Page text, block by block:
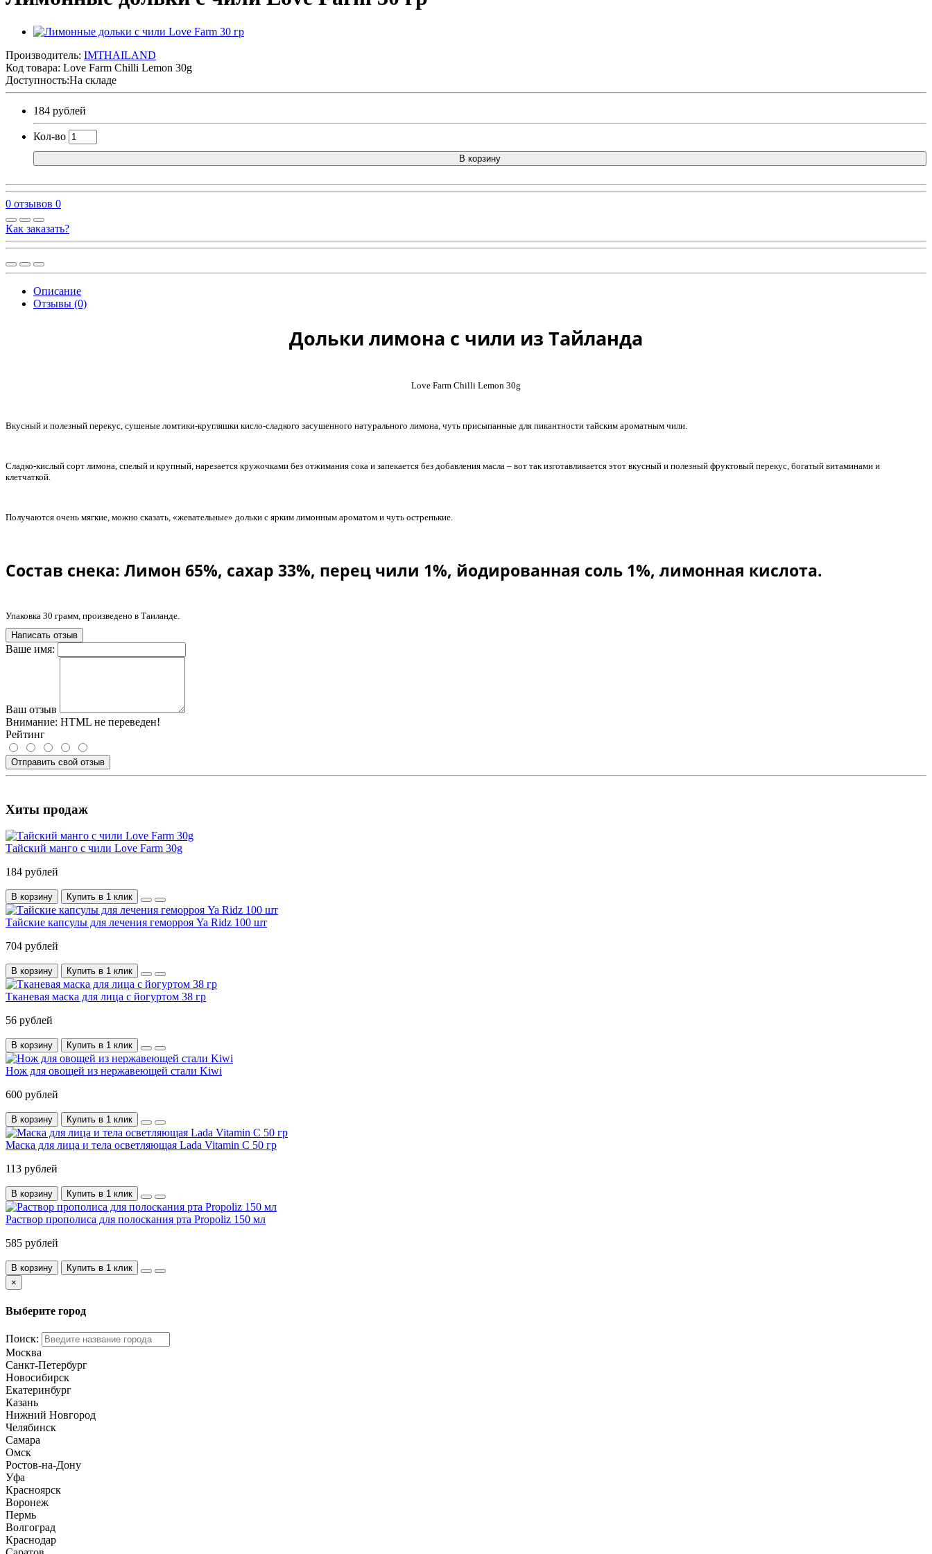
Производитель: IMTHAILAND
Код товара: Love Farm Chilli Lemon 30g
Доступность:На складе
184 рублей
Кол-во
В корзину
0 отзывов 0
Как заказать?
Описание
Отзывы (0)
Дольки лимона с чили из Тайланда
Love Farm Chilli Lemon 30g
Вкусный и полезный перекус, сушеные ломтики-кругляшки кисло-сладкого засушенного натурального лимона, чуть присыпанные для пикантности тайским ароматным чили.
Сладко-кислый сорт лимона, спелый и крупный, нарезается кружочками без отжимания сока и запекается без добавления масла – вот так изготавливается этот вкусный и полезный фруктовый перекус, богатый витаминами и
клетчаткой.
Получаются очень мягкие, можно сказать, «жевательные» дольки с ярким лимонным ароматом и чуть остренькие.
Состав снека: Лимон 65%, сахар 33%, перец чили 1%, йодированная соль 1%, лимонная кислота.
Упаковка 30 грамм, произведено в Таиланде.
Написать отзыв
Ваше имя:
Ваш отзыв
Внимание: HTML не переведен!
Рейтинг
Отправить свой отзыв
Хиты продаж
Тайский манго с чили Love Farm 30g
184 рублей
В корзину Купить в 1 клик
Тайские капсулы для лечения геморроя Ya Ridz 100 шт
704 рублей
В корзину Купить в 1 клик
Тканевая маска для лица с йогуртом 38 гр
56 рублей
В корзину Купить в 1 клик
Нож для овощей из нержавеющей стали Kiwi
600 рублей
В корзину Купить в 1 клик
Маска для лица и тела осветляющая Lada Vitamin C 50 гр
113 рублей
В корзину Купить в 1 клик
Раствор прополиса для полоскания рта Propoliz 150 мл
585 рублей
В корзину
Купить в 1 клик
×
Выберите город
Поиск:
Москва
Санкт-Петербург
Новосибирск
Екатеринбург
Казань
Нижний Новгород
Челябинск
Самара
Омск
Ростов-на-Дону
Уфа
Красноярск
Воронеж
Пермь
Волгоград
Краснодар